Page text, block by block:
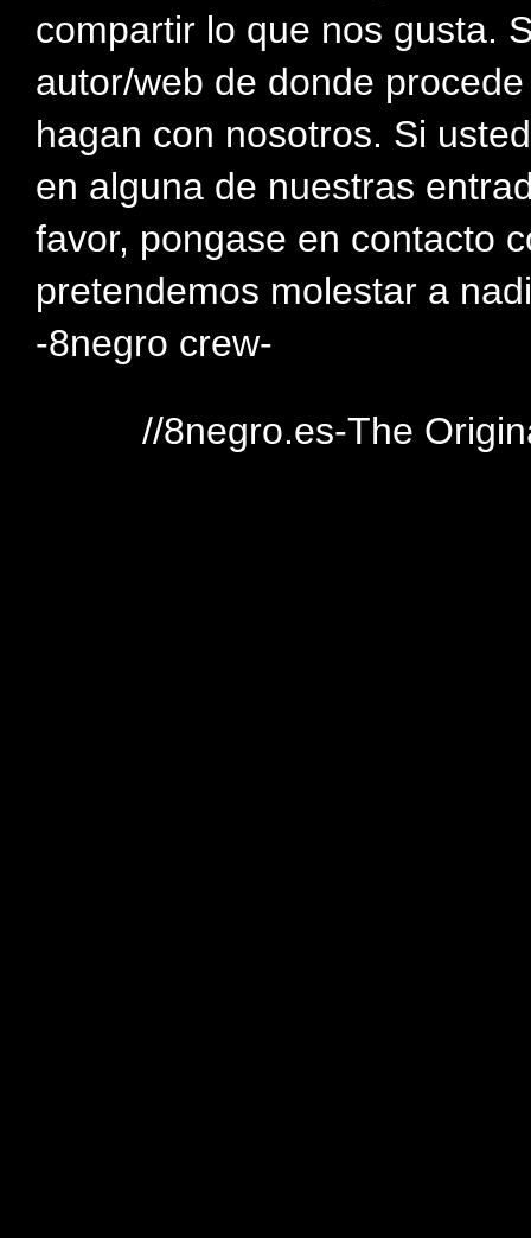
compartir lo que nos gusta.
autor/web de donde
hagan con nosotros. Si
en alguna de nuestras
favor, pongase en contacto
pretendemos molestar a
-8negro crew-
//8negro.es-The